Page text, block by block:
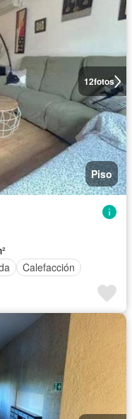
12fotos
Piso
Calefacción